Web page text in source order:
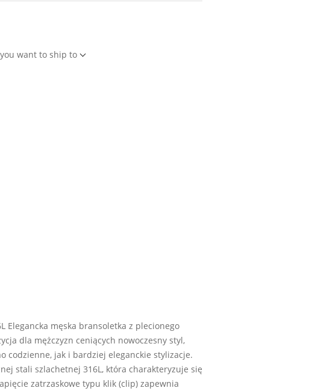
want to ship to
Elegancka męska bransoletka z plecionego
dla mężczyzn ceniących nowoczesny styl,
codzienne, jak i bardziej eleganckie stylizacje.
stali szlachetnej 316L, która charakteryzuje się
zatrzaskowe typu klik (clip) zapewnia